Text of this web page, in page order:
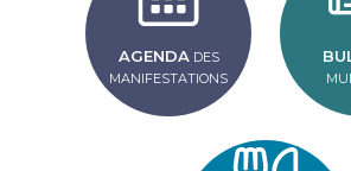
AGENDA DES
MANIFESTATIONS